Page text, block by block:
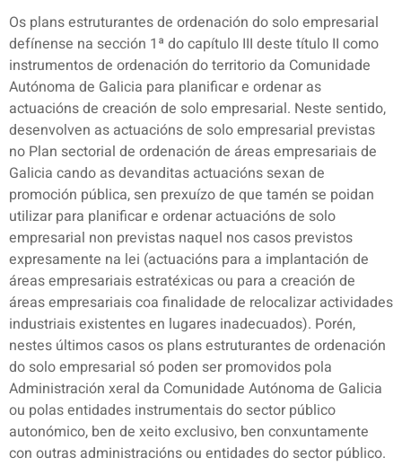
Os plans estruturantes de ordenación do solo empresarial
defínense na sección 1ª do capítulo III deste título II como
instrumentos de ordenación do territorio da Comunidade
Autónoma de Galicia para planificar e ordenar as
actuacións de creación de solo empresarial. Neste sentido,
desenvolven as actuacións de solo empresarial previstas
no Plan sectorial de ordenación de áreas empresariais de
Galicia cando as devanditas actuacións sexan de
promoción pública, sen prexuízo de que tamén se poidan
utilizar para planificar e ordenar actuacións de solo
empresarial non previstas naquel nos casos previstos
expresamente na lei (actuacións para a implantación de
áreas empresariais estratéxicas ou para a creación de
áreas empresariais coa finalidade de relocalizar actividades
industriais existentes en lugares inadecuados). Porén,
nestes últimos casos os plans estruturantes de ordenación
do solo empresarial só poden ser promovidos pola
Administración xeral da Comunidade Autónoma de Galicia
ou polas entidades instrumentais do sector público
autonómico, ben de xeito exclusivo, ben conxuntamente
con outras administracións ou entidades do sector público.